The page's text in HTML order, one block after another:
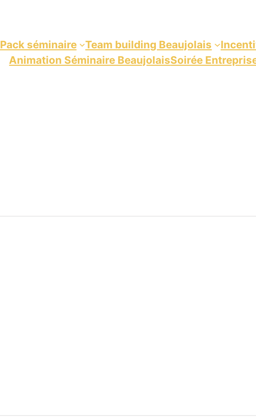
Pack séminaire Team building Beaujolais
Animation Séminaire BeaujolaisSoirée